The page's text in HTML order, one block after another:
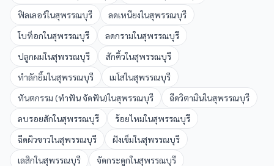
ฟิลเลอร์ในสุพรรณบุรี ลดเหนียงในสุพรรณบุรี
โบท็อกในสุพรรณบุรี ลดกรามในสุพรรณบุรี
ปลูกผมในสุพรรณบุรี สักคิ้วในสุพรรณบุรี
ทำลักยิ้มในสุพรรณบุรี เมโสในสุพรรณบุรี
ทันตกรรม (ทำฟัน จัดฟัน)ในสุพรรณบุรี ฉีดวิตามินในสุพรรณบุรี
ลบรอยสักในสุพรรณบุรี ร้อยไหมในสุพรรณบุรี
ฉีดผิวขาวในสุพรรณบุรี ฝังเข็มในสุพรรณบุรี
เลสิกในสุพรรณบุรี จัดกระดูกในสุพรรณบุรี